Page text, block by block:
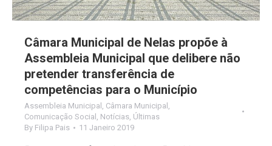
Câmara Municipal de Nelas propõe à
Assembleia Municipal que delibere não
pretender transferência de
competências para o Município
Assembleia Municipal Câmara Municipal
Comunicação Social
Notícias Últimas
By Filipa Pais 11 Janeiro 2019